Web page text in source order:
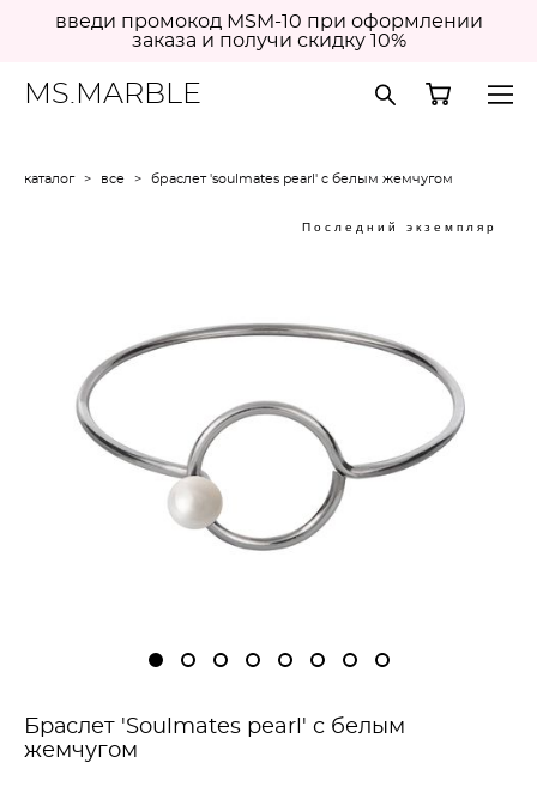
введи промокод MSM-10 при оформлении
заказа и получи скидку 10%
MS.MARBLE
каталог > все > браслет 'soulmates pearl' c белым жемчугом
Последний экземпляр
Браслет 'Soulmates pearl' c белым
жемчугом